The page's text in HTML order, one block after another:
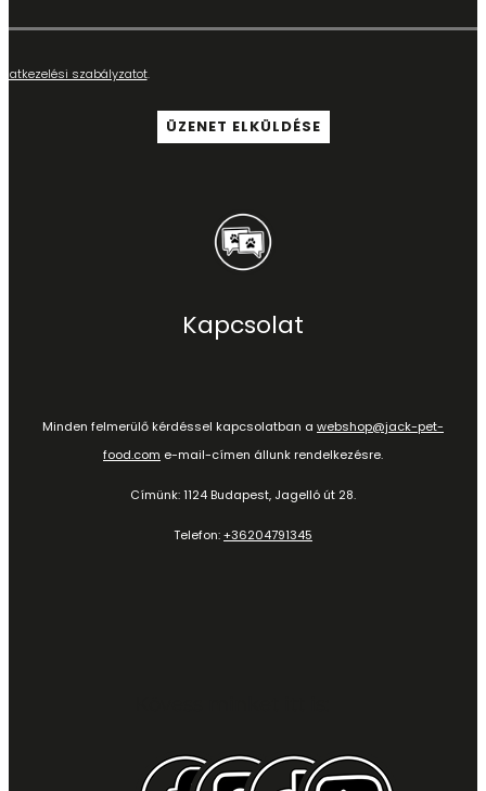
szabályzatot.
Kapcsolat
Minden felmerülő kérdéssel kapcsolatban a webshop@jack-pet-
food.com e-mail-címen állunk rendelkezésre.
Címünk: 1124 Budapest, Jagelló út 28.
Telefon:+36204791345